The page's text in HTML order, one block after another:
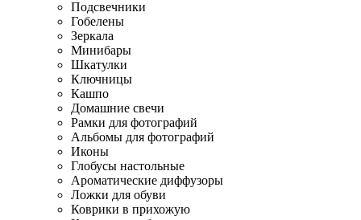
Подсвечники
Гобелены
Зеркала
Минибары
Шкатулки
Ключницы
Кашпо
Домашние свечи
Рамки для фотографий
Альбомы для фотографий
Иконы
Глобусы настольные
Ароматические диффузоры
Ложки для обуви
Коврики в прихожую